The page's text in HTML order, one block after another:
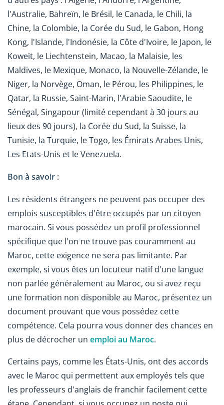
l'Australie, Bahreïn, le Brésil, le Canada, le Chili, la
Chine, la Colombie, la Corée du Sud, le Gabon, Hong
Kong, l'Islande, l'Indonésie, la Côte d'Ivoire, le Japon, le
Koweït, le Liechtenstein, Macao, la Malaisie, les
Maldives, le Mexique, Monaco, la Nouvelle-Zélande, le
Niger, la Norvège, Oman, le Pérou, les Philippines, le
Qatar, la Russie, Saint-Marin, l'Arabie Saoudite, le
Sénégal, Singapour (limité cependant à 30 jours au
lieux des 90 jours), la Corée du Sud, la Suisse, la
Tunisie, la Turquie, le Togo, les Émirats Arabes Unis,
Les Etats-Unis et le Venezuela.
Bon à savoir :
Les résidents étrangers ne peuvent pas occuper des
emplois susceptibles d'être occupés par un citoyen
marocain. Si vous possédez un profil professionnel
spécifique que l'on ne trouve pas couramment au
Maroc, cette exigence ne sera pas limitante. Par
exemple, si vous êtes un locuteur natif d'une langue
non parlée généralement au Maroc, ou si avez reçu
une formation non disponible au Maroc, présentez un
document prouvant que vous possédez cette
compétence. Cela pourra vous donner des chances en
plus de décrocher un emploi au Maroc.
Certains pays, comme les États-Unis, ont des accords
avec le Maroc qui permettent aux employés tels que
les professeurs d'anglais de franchir facilement cette